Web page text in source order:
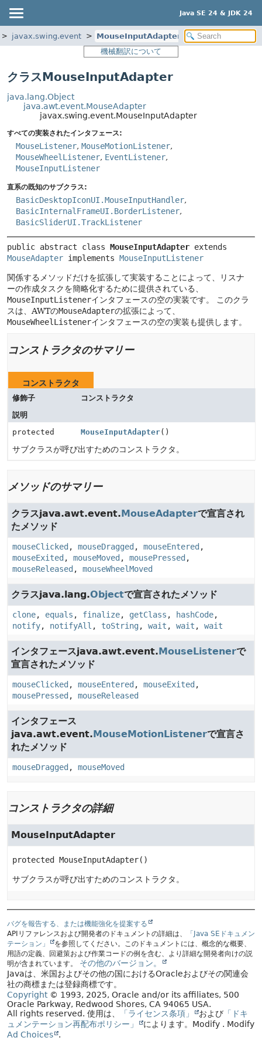
Java SE 24 & JDK 24
javax.swing.event
MouseInputAdapter
機械翻訳について
クラスMouseInputAdapter
java.lang.Object
java.awt.event.MouseAdapter
javax.swing.event.MouseInputAdapter
すべての実装されたインタフェース:
MouseListener, MouseMotionListener,
MouseWheelListener, EventListener,
MouseInputListener
直系の既知のサブクラス:
BasicDesktopIconUI.MouseInputHandler,
BasicInternalFrameUI.BorderListener,
BasicSliderUI.TrackListener
public abstract class MouseInputAdapter
MouseAdapter implements MouseInputListener
関係するメソッドだけを拡張して実装することによって、リスナ
ーの作成タスクを簡略化するために提供されている、
MouseInputListenerインタフェースの空の実装です。
このクラ
スは、AWTのMouseAdapterの拡張によって、
MouseWheelListenerインタフェースの空の実装も提供します。
コンストラクタのサマリー
コンストラクタ
修飾子
コンストラクタ
説明
protected
MouseInputAdapter()
サブクラスが呼び出すためのコンストラクタ。
メソッドのサマリー
クラスjava.awt.event.MouseAdapterで宣言され
たメソッド
mouseClicked , mouseDragged , mouseEntered ,
mouseExited , mouseMoved , mousePressed ,
mouseReleased , mouseWheelMoved
クラスjava.lang.Objectで宣言されたメソッド
clone, equals , finalize, getClass , hashCode,
notify, notifyAll , toString, wait , wait , wait
インタフェースjava.awt.event.MouseListenerで
宣言されたメソッド
mouseClicked , mouseEntered , mouseExited ,
mousePressed , mouseReleased
インタフェース
java.awt.event.MouseMotionListenerで宣言さ
れたメソッド
mouseDragged , mouseMoved
コンストラクタの詳細
MouseInputAdapter
protected MouseInputAdapter()
サブクラスが呼び出すためのコンストラクタ。
バグを報告する、または機能強化を提案する
APIリファレンスおよび開発者のドキュメントの詳細は、
「Java SEドキュメン
テーション」
を参照してください。このドキュメントには、概念的な概要、
用語の定義、回避策および作業コードの例を含む、より詳細な開発者向けの説
明が含まれています。
その他のバージョン。
Javaは、米国およびその他の国におけるOracleおよびその関連会
社の商標または登録商標です。
Copyright© 1993, 2025, Oracle and/or its affiliates, 500
Oracle Parkway, Redwood Shores, CA 94065 USA.
All rights reserved. 使用は、 「ライセンス条項」 および 「ドキ
ュメンテーション再配布ポリシー」
によります。 Modify . Modify
Ad Choices
.